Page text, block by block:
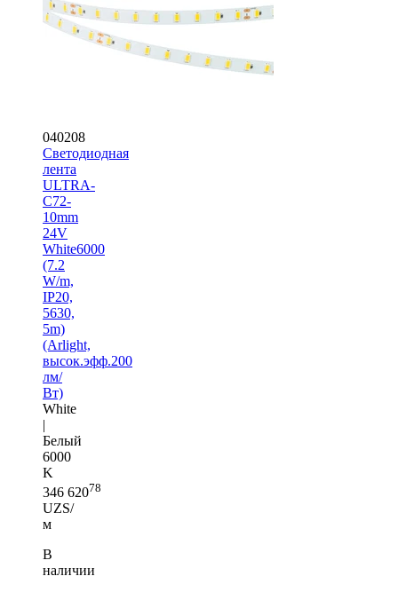
040208
Светодиодная
лента
ULTRA-
C72-
10mm
24V
White6000
(7.2
W/m,
IP20,
5630,
5m)
(Arlight,
высок.эфф.200
лм/
Вт)
White
|
Белый
6000
K
346 62078
UZS/
м
В
наличии